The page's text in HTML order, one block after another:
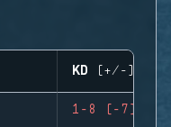
KD (+/-)
1-8 (-7)